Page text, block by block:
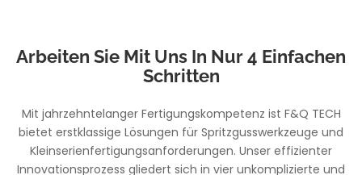
Arbeiten Sie Mit Uns In Nur 4 Einfachen
Schritten
Mit jahrzehntelanger Fertigungskompetenz ist F&Q TECH
bietet erstklassige Lösungen für Spritzgusswerkzeuge und
Kleinserienfertigungsanforderungen. Unser effizienter
Innovationsprozess gliedert sich in vier unkomplizierte und